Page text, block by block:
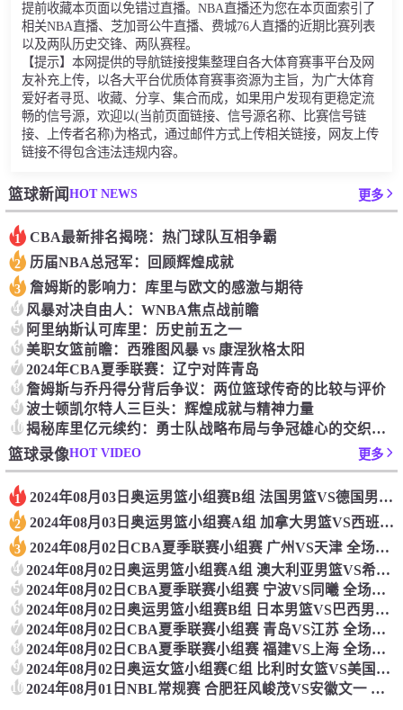
提前收藏本页面以免错过直播。NBA直播还为您在本页面索引了
相关NBA直播、芝加哥公牛直播、费城76人直播的近期比赛列表
以及两队历史交锋、两队赛程。
【提示】本网提供的导航链接搜集整理自各大体育赛事平台及网
友补充上传，以各大平台优质体育赛事资源为主旨，为广大体育
爱好者寻觅、收藏、分享、集合而成，如果用户发现有更稳定流
畅的信号源，欢迎以(当前页面链接、信号源名称、比赛信号链
接、上传者名称)为格式，通过邮件方式上传相关链接，网友上传
链接不得包含违法违规内容。
篮球新闻HOT NEWS 更多
1 CBA最新排名揭晓：热门球队互相争霸
2 历届NBA总冠军：回顾辉煌成就
3 詹姆斯的影响力：库里与欧文的感激与期待
4 ‌风暴对决自由人：‌WNBA焦点战前瞻‌
5 ‌阿里纳斯认可库里：‌历史前五之一
6 美职女篮前瞻：‌西雅图风暴 vs 康涅狄格太阳
7 2024年CBA夏季联赛：辽宁对阵青岛
8 詹姆斯与乔丹得分背后争议：两位篮球传奇的比较与评价
9 波士顿凯尔特人三巨头：辉煌成就与精神力量
10 揭秘库里亿元续约：勇士队战略布局与争冠雄心的交织之谜
篮球录像HOT VIDEO 更多
1 2024年08月03日奥运男篮小组赛B组 法国男篮VS德国男篮 全场录像
2 2024年08月03日奥运男篮小组赛A组 加拿大男篮VS西班牙男篮 全场录像
3 2024年08月02日CBA夏季联赛小组赛 广州VS天津 全场录像
4 2024年08月02日奥运男篮小组赛A组 澳大利亚男篮VS希腊男篮 全场录像
5 2024年08月02日CBA夏季联赛小组赛 宁波VS同曦 全场录像
6 2024年08月02日奥运男篮小组赛B组 日本男篮VS巴西男篮 全场录像
7 2024年08月02日CBA夏季联赛小组赛 青岛VS江苏 全场录像
8 2024年08月02日CBA夏季联赛小组赛 福建VS上海 全场录像
9 2024年08月02日奥运女篮小组赛C组 比利时女篮VS美国女篮 全场录像
10 2024年08月01日NBL常规赛 合肥狂风峻茂VS安徽文一 全场录像